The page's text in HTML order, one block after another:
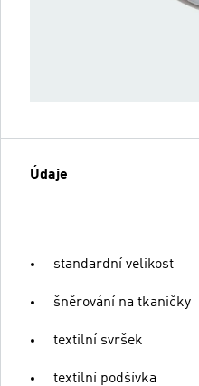
Údaje
standardní velikost
šněrování na tkaničky
textilní svršek
textilní podšívka